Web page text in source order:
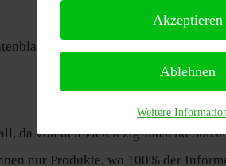
Sicherheitsdatenblatt) ist
da von den vielen zig-tausend
nur Produkte, wo 100% der
Akzeptieren
Ablehnen
Weitere